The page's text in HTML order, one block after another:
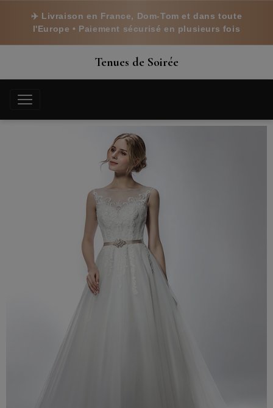
✈️ Livraison en France, Dom-Tom et dans toute
l'Europe • Paiement sécurisé en plusieurs fois
Tenues de Soirée